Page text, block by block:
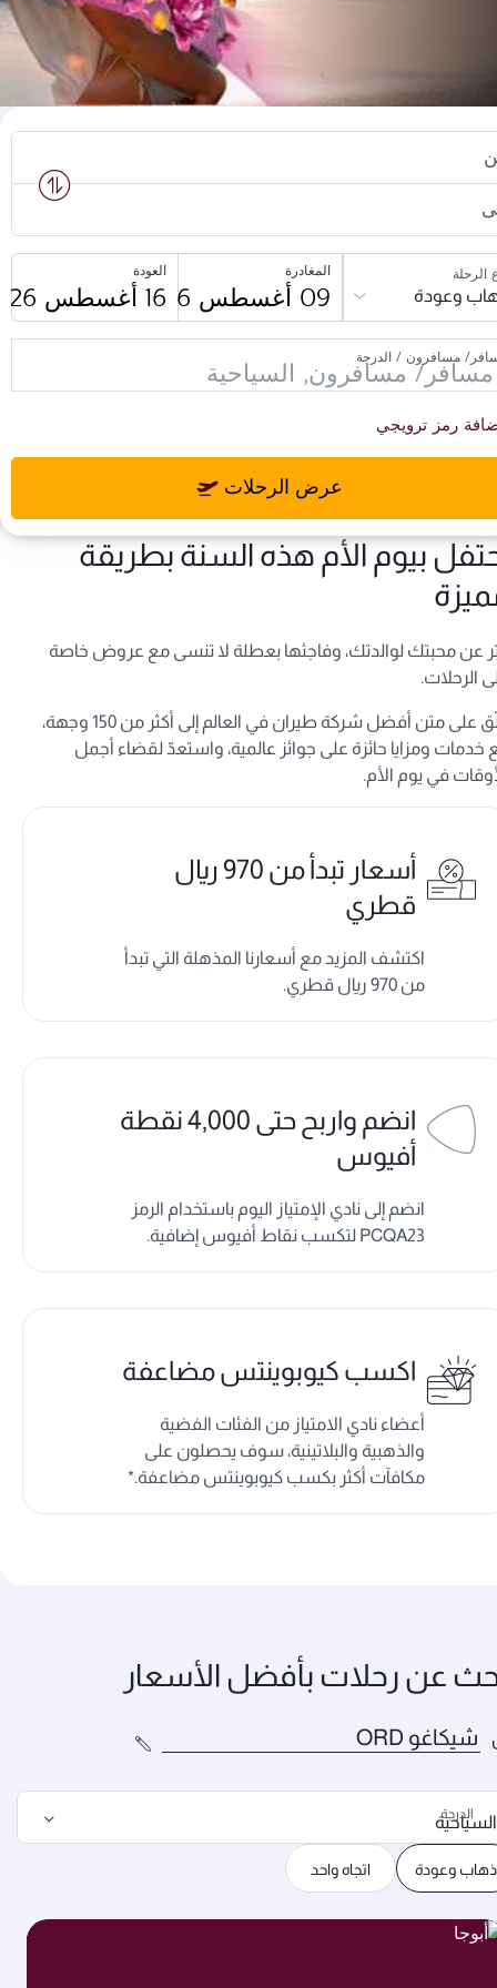
الرحلة
وعودة
المغادرة العودة
مسافرون / الدرجة
رمز ترويجي
عرض الرحلات
بيوم الأم هذه السنة بطريقة
عن محبتك لوالدتك، وفاجئها بعطلة لا تنسى مع عروض خاصة
الرحلات.
حلّق على متن أفضل شركة طيران في العالم إلى أكثر من 150 وجهة،
خدمات ومزايا حائزة على جوائز عالمية، واستعدّ لقضاء أجمل
في يوم الأم.
أسعار تبدأ من 970 ريال
قطري
اكتشف المزيد مع أسعارنا المذهلة التي تبدأ
من 970 ريال قطري.
انضم واربح حتى 4,000 نقطة
أفيوس
انضم إلى نادي الإمتياز اليوم باستخدام الرمز
PCQA23 لتكسب نقاط أفيوس إضافية.
اكسب كيوبوينتس مضاعفة
أعضاء نادي الامتياز من الفئات الفضية
والذهبية والبلاتينية، سوف يحصلون على
مكافآت أكثر بكسب كيوبوينتس مضاعفة.*
عن رحلات بأفضل الأسعار
ذهاب وعودة اتجاه واحد
الدرجة
السياحية